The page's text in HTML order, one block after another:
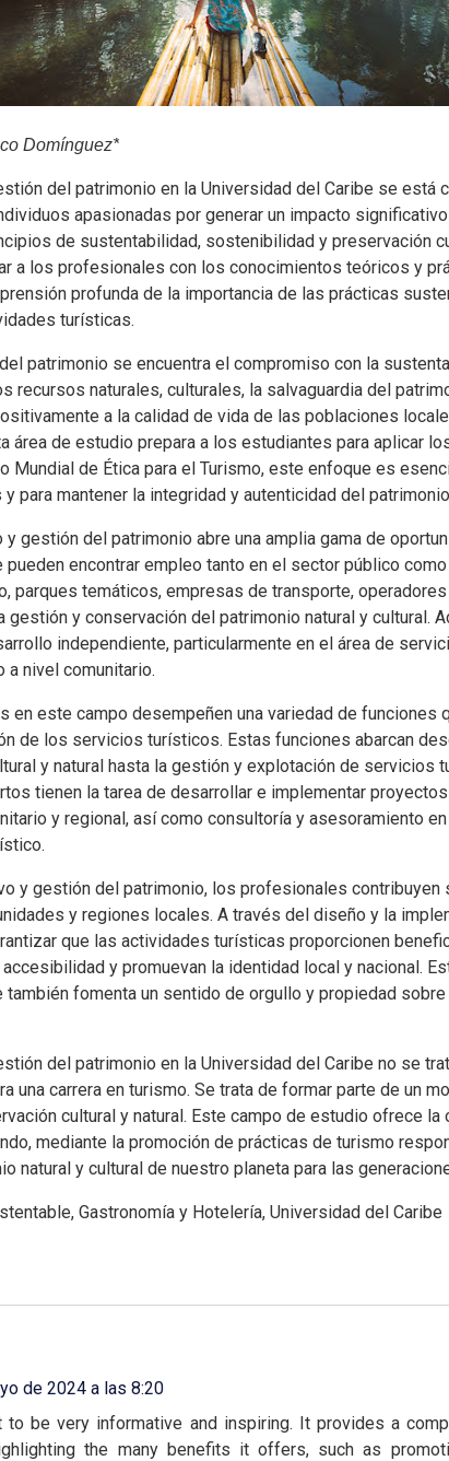
Domínguez*
del patrimonio en la Universidad del Caribe se está
apasionadas por generar un impacto
de sustentabilidad, sostenibilidad y preservación
a los profesionales con los conocimientos teóricos y
profunda de la importancia de las prácticas
turísticas.
patrimonio se encuentra el compromiso con la
recursos naturales, culturales, la salvaguardia del
a la calidad de vida de las poblaciones
de estudio prepara a los estudiantes para aplicar
Mundial de Ética para el Turismo, este enfoque es
para mantener la integridad y autenticidad del
gestión del patrimonio abre una amplia gama de
encontrar empleo tanto en el sector público
parques temáticos, empresas de transporte,
gestión y conservación del patrimonio natural y cultural.
independiente, particularmente en el área de
nivel comunitario.
en este campo desempeñen una variedad de funciones
de los servicios turísticos. Estas funciones abarcan
y natural hasta la gestión y explotación de servicios
tienen la tarea de desarrollar e implementar
y regional, así como consultoría y asesoramiento
y gestión del patrimonio, los profesionales
y regiones locales. A través del diseño y la
que las actividades turísticas proporcionen
y promuevan la identidad local y nacional.
fomenta un sentido de orgullo y propiedad
del patrimonio en la Universidad del Caribe no se
una carrera en turismo. Se trata de formar parte de un
cultural y natural. Este campo de estudio ofrece la
mediante la promoción de prácticas de turismo
natural y cultural de nuestro planeta para las
Gastronomía y Hotelería, Universidad del Caribe
de 2024 a las 8:20
be very informative and inspiring. It provides a
the many benefits it offers, such as